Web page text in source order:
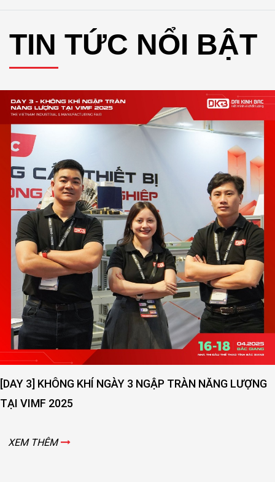
TIN TỨC NỔI BẬT
[DAY 3] KHÔNG KHÍ NGÀY 3 NGẬP TRÀN NĂNG LƯỢNG
TẠI VIMF 2025
XEM THÊM